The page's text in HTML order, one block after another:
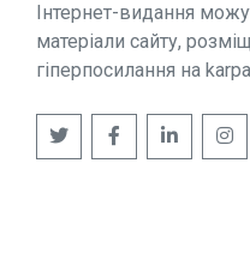
Інтернет-видання
матеріали сайту,
гіперпосилання на